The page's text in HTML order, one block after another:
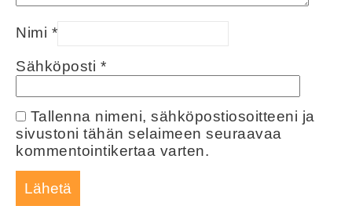
Nimi *
Sähköposti *
Tallenna nimeni, sähköpostiosoitteeni ja
sivustoni tähän selaimeen seuraavaa
kommentointikertaa varten.